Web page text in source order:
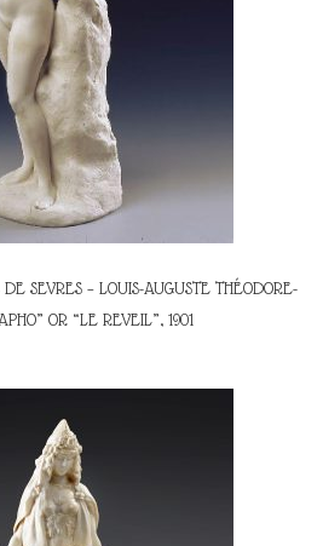
SEVRES – LOUIS-AUGUSTE THÉODORE-
OR “LE REVEIL”, 1901